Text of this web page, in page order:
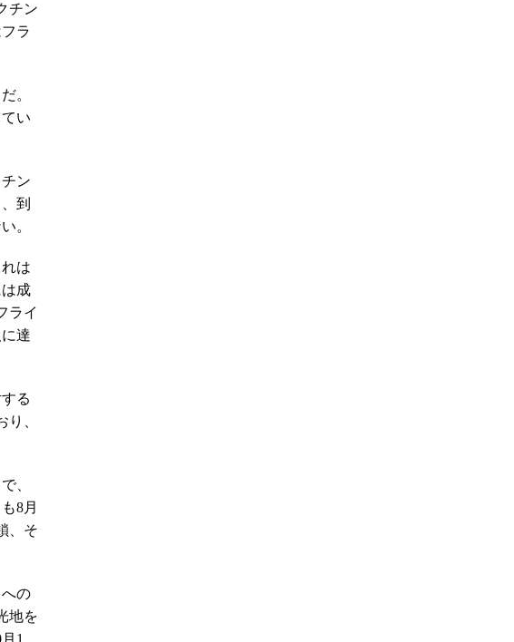
チン
ラ
。
い
ン
到
。
は
成
ライ
達
る
、
、
8月
、そ
の
地を
1